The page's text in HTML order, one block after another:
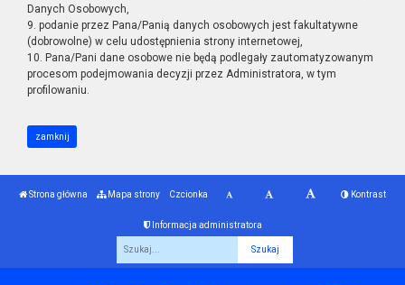
Danych Osobowych,
9. podanie przez Pana/Panią danych osobowych jest fakultatywne
(dobrowolne) w celu udostępnienia strony internetowej,
10. Pana/Pani dane osobowe nie będą podlegały zautomatyzowanym
procesom podejmowania decyzji przez Administratora, w tym
profilowaniu.
zamknij
Strona główna Mapa strony Czcionka Kontrast
Informacja administratora